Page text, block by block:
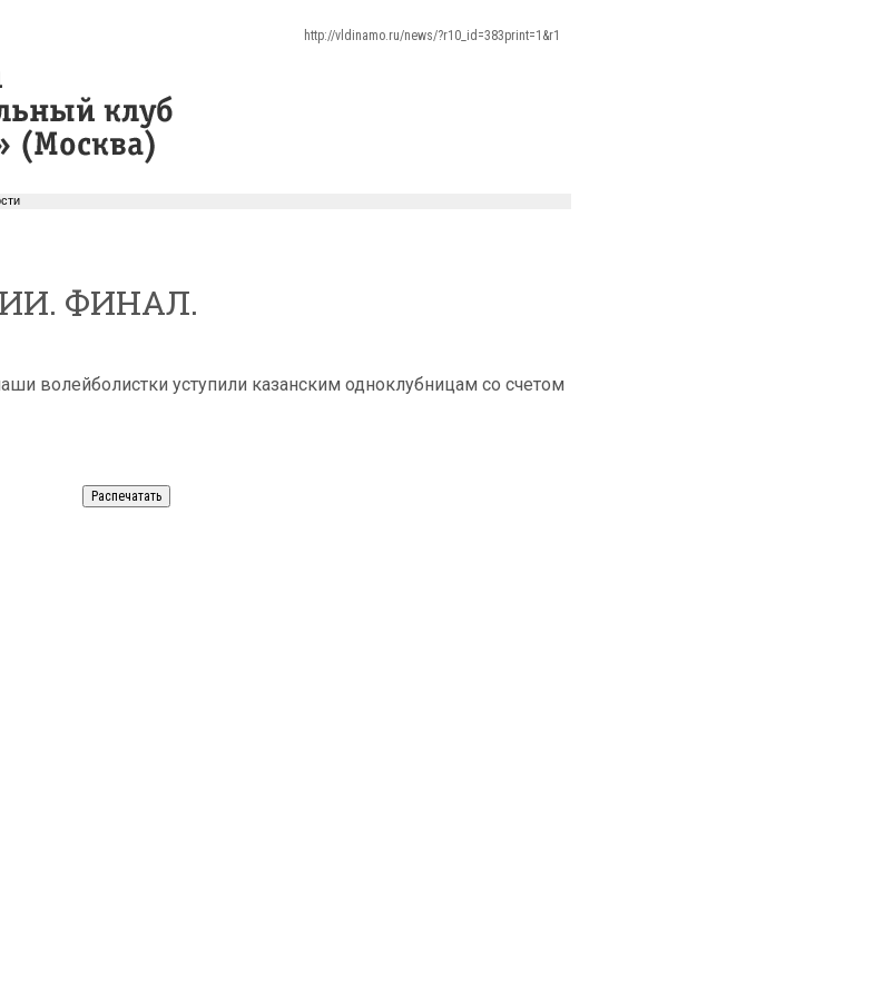
http://vldinamo.ru/news/?r10_id=383print=1&r1
ФИНАЛ.
волейболистки уступили казанским одноклубницам со счетом